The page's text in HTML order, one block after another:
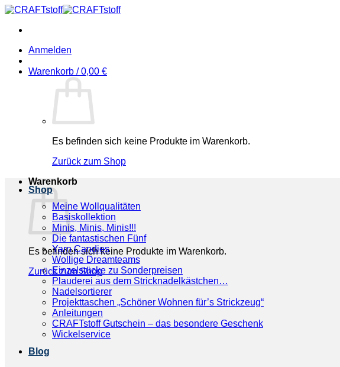
Zum
springen
Anmelden
Warenkorb /0,00 €
Es befinden sich keine Produkte im Warenkorb.
Zurück zum Shop
Warenkorb
Es befinden sich keine Produkte im Warenkorb.
Zurück zum Shop
Shop
Meine Wollqualitäten
Basiskollektion
Minis, Minis, Minis!!!
Die fantastischen Fünf
Yarn Candies
Wollige Dreamteams
Einzelstücke zu Sonderpreisen
Plauderei aus dem Stricknadelkästchen…
Nadelsortierer
Projekttaschen „Schöner Wohnen für’s Strickzeug“
Anleitungen
CRAFTstoff Gutschein – das besondere Geschenk
Wickelservice
Blog